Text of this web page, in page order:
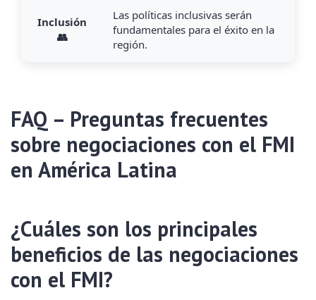
Inclusión
👥
Las políticas inclusivas serán
fundamentales para el éxito en la
región.
FAQ – Preguntas frecuentes
sobre negociaciones con el FMI
en América Latina
¿Cuáles son los principales
beneficios de las negociaciones
con el FMI?